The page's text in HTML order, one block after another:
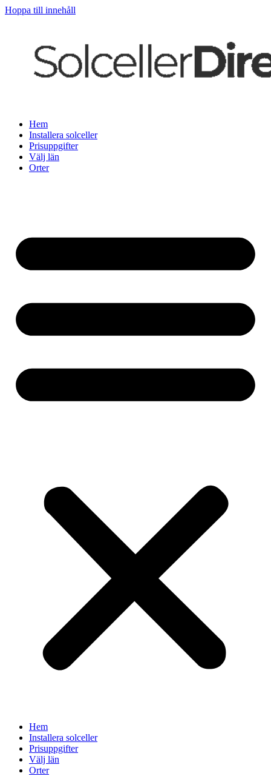
Hoppa till innehåll
Hem
Installera solceller
Prisuppgifter
Välj län
Orter
Hem
Installera solceller
Prisuppgifter
Välj län
Orter